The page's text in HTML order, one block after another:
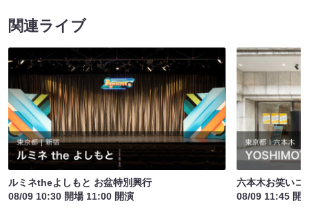
関連ライブ
ルミネtheよしもと お盆特別興行
08/09 10:30 開場 11:00 開演
六本木お笑いコ
08/09 11:45 開